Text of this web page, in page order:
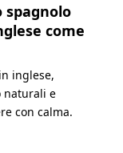
spagnolo
come
inglese,
naturali e
con calma.